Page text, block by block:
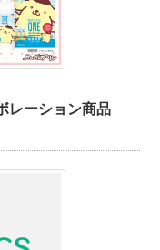
レーション商品